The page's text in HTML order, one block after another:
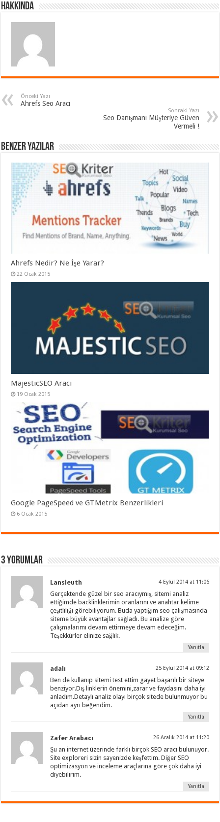
Hakkında
Önceki Yazı
Ahrefs Seo Aracı
Sonraki Yazı
Seo Danışmanı Müşteriye Güven
Vermeli !
Benzer Yazılar
Ahrefs Nedir? Ne İşe Yarar?
22 Ocak 2015
MajesticSEO Aracı
19 Ocak 2015
Google PageSpeed ve GTMetrix Benzerlikleri
6 Ocak 2015
3 Yorumlar
Lansleuth 4 Eylül 2014 at 11:06
Gerçektende güzel bir seo aracıymış, sitemi analiz
ettiğimde backlinklerimin oranlarını ve anahtar kelime
çeşitliliği görebiliyorum. Buda yaptığım seo çalışmasında
siteme büyük avantajlar sağladı. Bu analize göre
çalışmalarımı devam ettirmeye devam edeceğim.
Teşekkürler elinize sağlık.
Yanıtla
adalı 25 Eylül 2014 at 09:12
Ben de kullanıp sitemi test ettim gayet başarılı bir siteye
benziyor.Dış linklerin önemini,zarar ve faydasını daha iyi
anladım.Detaylı analiz olayı birçok sitede bulunmuyor bu
açıdan ayrı beğendim.
Yanıtla
Zafer Arabacı 26 Aralık 2014 at 11:20
Şu an internet üzerinde farklı birçok SEO aracı bulunuyor.
Site exploreri sizin sayenizde keşfettim. Diğer SEO
optimizasyon ve inceleme araçlarına göre çok daha iyi
diyebilirim.
Yanıtla